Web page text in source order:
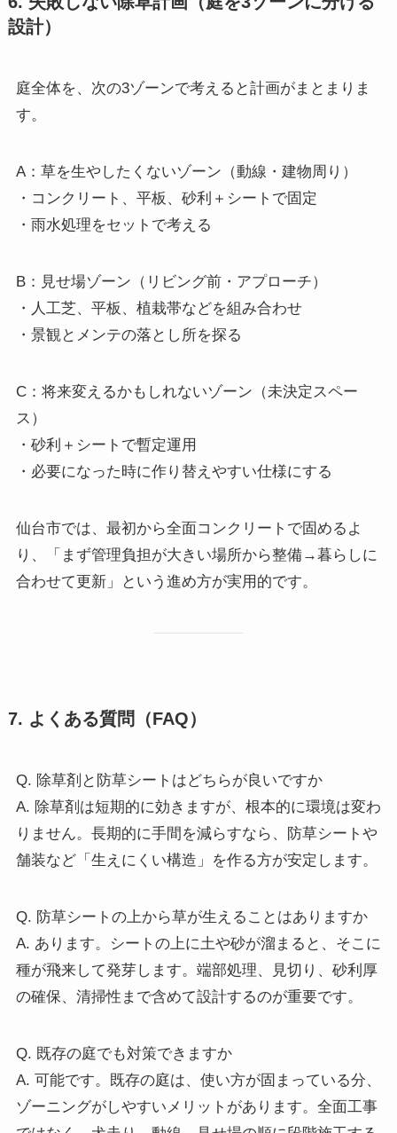
設計）
庭全体を、次の3ゾーンで考えると計画がまとまりま
す。
A：草を生やしたくないゾーン（動線・建物周り）
・コンクリート、平板、砂利＋シートで固定
・雨水処理をセットで考える
B：見せ場ゾーン（リビング前・アプローチ）
・人工芝、平板、植栽帯などを組み合わせ
・景観とメンテの落とし所を探る
C：将来変えるかもしれないゾーン（未決定スペー
ス）
・砂利＋シートで暫定運用
・必要になった時に作り替えやすい仕様にする
仙台市では、最初から全面コンクリートで固めるよ
り、「まず管理負担が大きい場所から整備→暮らしに
合わせて更新」という進め方が実用的です。
7. よくある質問（FAQ）
Q. 除草剤と防草シートはどちらが良いですか
A. 除草剤は短期的に効きますが、根本的に環境は変わ
りません。長期的に手間を減らすなら、防草シートや
舗装など「生えにくい構造」を作る方が安定します。
Q. 防草シートの上から草が生えることはありますか
A. あります。シートの上に土や砂が溜まると、そこに
種が飛来して発芽します。端部処理、見切り、砂利厚
の確保、清掃性まで含めて設計するのが重要です。
Q. 既存の庭でも対策できますか
A. 可能です。既存の庭は、使い方が固まっている分、
ゾーニングがしやすいメリットがあります。全面工事